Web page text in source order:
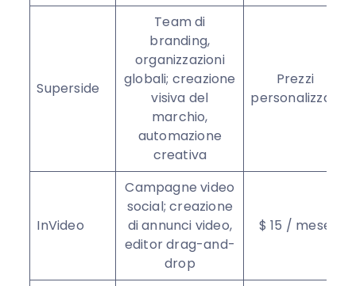
Superside
Team di
branding,
organizzazioni
globali; creazione
visiva del
marchio,
automazione
creativa
Prezzi
personalizzati
InVideo
Campagne video
social; creazione
di annunci video,
editor drag-and-
drop
$ 15 / mese